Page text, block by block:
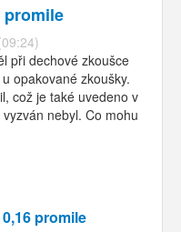
promile
při dechové zkoušce
opakované zkoušky.
což je také uvedeno v
nebyl. Co mohu
promile